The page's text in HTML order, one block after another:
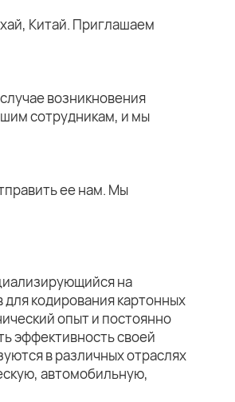
Китай. Приглашаем
возникновения
сотрудникам, и мы
ее нам. Мы
на
кодирования картонных
опыт и постоянно
эффективность своей
в различных отраслях
автомобильную,